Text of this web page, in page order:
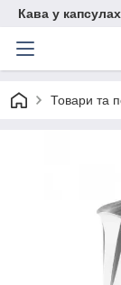
Кава у капсулах
Товари та